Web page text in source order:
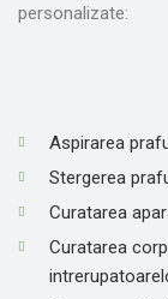
personalizate:
Aspirarea
Stergerea
Curatarea
Curatarea